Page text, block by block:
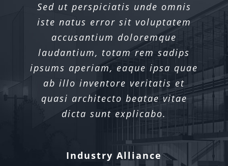
Sed ut perspiciatis unde omnis
iste natus error sit voluptatem
accusantium doloremque
laudantium, totam rem sadips
ipsums aperiam, eaque ipsa quae
ab illo inventore veritatis et
quasi architecto beatae vitae
dicta sunt explicabo.
Industry Alliance
Sed ut perspiciatis unde omnis
iste natus error sit voluptatem
accusantium doloremque
laudantium, totam rem sadips
ipsums aperiam, eaque ipsa quae
ab illo inventore veritatis et
quasi architecto beatae vitae
dicta sunt explicabo.
Xtra Technologies